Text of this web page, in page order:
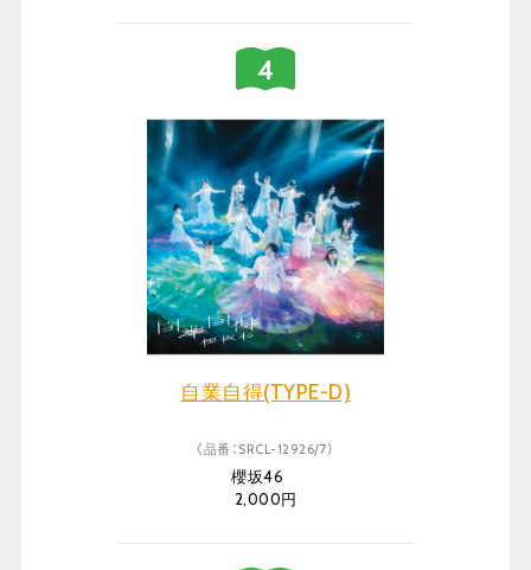
自業自得(TYPE-D)
（品番：SRCL-12926/7）
櫻坂46
2,000円